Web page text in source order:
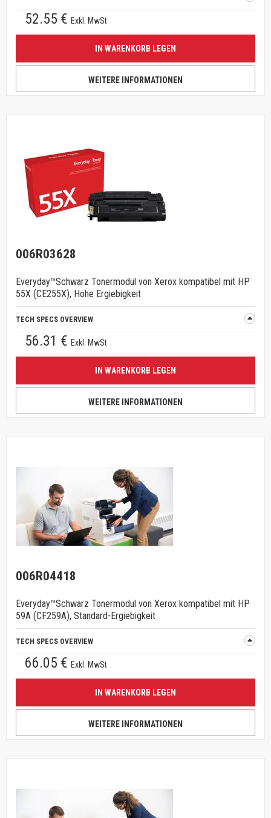
52.55 € Exkl. MwSt
IN WARENKORB LEGEN
WEITERE INFORMATIONEN
006R03628
Everyday™Schwarz Tonermodul von Xerox kompatibel mit HP
55X (CE255X), Hohe Ergiebigkeit
TECH SPECS OVERVIEW
56.31 € Exkl. MwSt
IN WARENKORB LEGEN
WEITERE INFORMATIONEN
006R04418
Everyday™Schwarz Tonermodul von Xerox kompatibel mit HP
59A (CF259A), Standard-Ergiebigkeit
TECH SPECS OVERVIEW
66.05 € Exkl. MwSt
IN WARENKORB LEGEN
WEITERE INFORMATIONEN